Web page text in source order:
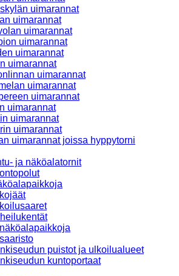
uimarannat
uimarannat
uimarannat
uimarannat
uimarannat
uimarannat
uimarannat
uimarannat
uimarannat
uimarannat
uimarannat
uimarannat
uimarannat joissa hyppytorni
ja näköalatornit
puistot ja ulkoilualueet
kuntoportaat